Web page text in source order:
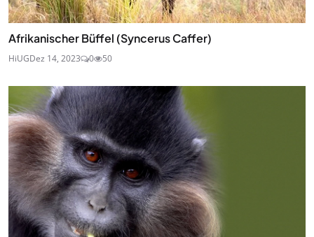
Afrikanischer Büffel (Syncerus Caffer)
HiUGDez 14, 2023 0 50